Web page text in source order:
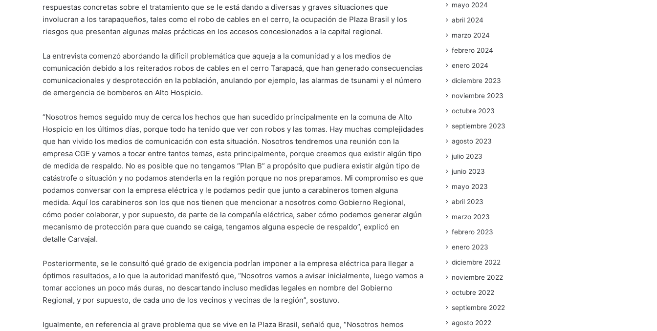
respuestas concretas sobre el tratamiento que se le está dando a diversas y graves situaciones que
involucran a los tarapaqueños, tales como el robo de cables en el cerro, la ocupación de Plaza Brasil y los
riesgos que presentan algunas malas prácticas en los accesos concesionados a la capital regional.
La entrevista comenzó abordando la difícil problemática que aqueja a la comunidad y a los medios de
comunicación debido a los reiterados robos de cables en el cerro Tarapacá, que han generado consecuencias
comunicacionales y desprotección en la población, anulando por ejemplo, las alarmas de tsunami y el número
de emergencia de bomberos en Alto Hospicio.
“Nosotros hemos seguido muy de cerca los hechos que han sucedido principalmente en la comuna de Alto
Hospicio en los últimos días, porque todo ha tenido que ver con robos y las tomas. Hay muchas complejidades
que han vivido los medios de comunicación con esta situación. Nosotros tendremos una reunión con la
empresa CGE y vamos a tocar entre tantos temas, este principalmente, porque creemos que existir algún tipo
de medida de respaldo. No es posible que no tengamos “Plan B” a propósito que pudiera existir algún tipo de
catástrofe o situación y no podamos atenderla en la región porque no nos preparamos. Mi compromiso es que
podamos conversar con la empresa eléctrica y le podamos pedir que junto a carabineros tomen alguna
medida. Aquí los carabineros son los que nos tienen que mencionar a nosotros como Gobierno Regional,
cómo poder colaborar, y por supuesto, de parte de la compañía eléctrica, saber cómo podemos generar algún
mecanismo de protección para que cuando se caiga, tengamos alguna especie de respaldo”, explicó en
detalle Carvajal.
Posteriormente, se le consultó qué grado de exigencia podrían imponer a la empresa eléctrica para llegar a
óptimos resultados, a lo que la autoridad manifestó que, “Nosotros vamos a avisar inicialmente, luego vamos a
tomar acciones un poco más duras, no descartando incluso medidas legales en nombre del Gobierno
Regional, y por supuesto, de cada uno de los vecinos y vecinas de la región”, sostuvo.
Igualmente, en referencia al grave problema que se vive en la Plaza Brasil, señaló que, “Nosotros hemos
mayo 2024
abril 2024
marzo 2024
febrero 2024
enero 2024
diciembre 2023
noviembre 2023
octubre 2023
septiembre 2023
agosto 2023
julio 2023
junio 2023
mayo 2023
abril 2023
marzo 2023
febrero 2023
enero 2023
diciembre 2022
noviembre 2022
octubre 2022
septiembre 2022
agosto 2022